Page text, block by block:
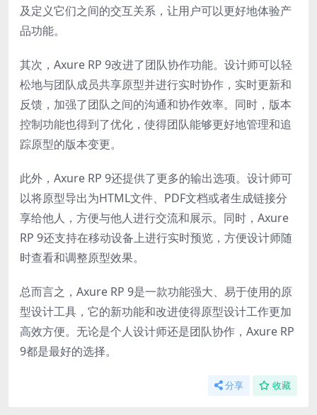
及定义它们之间的交互关系，让用户可以更好地体验产
品功能。
其次，Axure RP 9改进了团队协作功能。设计师可以轻
松地与团队成员共享原型并进行实时协作，实时更新和
反馈，加强了团队之间的沟通和协作效率。同时，版本
控制功能也得到了优化，使得团队能够更好地管理和追
踪原型的版本变更。
此外，Axure RP 9还提供了更多的输出选项。设计师可
以将原型导出为HTML文件、PDF文档或者生成链接分
享给他人，方便与他人进行交流和展示。同时，Axure
RP 9还支持在移动设备上进行实时预览，方便设计师随
时查看和调整原型效果。
总而言之，Axure RP 9是一款功能强大、易于使用的原
型设计工具，它的新功能和改进使得原型设计工作更加
高效方便。无论是个人设计师还是团队协作，Axure RP
9都是最好的选择。
分享 收藏